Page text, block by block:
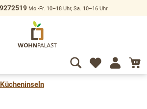
Mo.-Fr. 10–18 Uhr, Sa. 10–16 Uhr
Kücheninseln